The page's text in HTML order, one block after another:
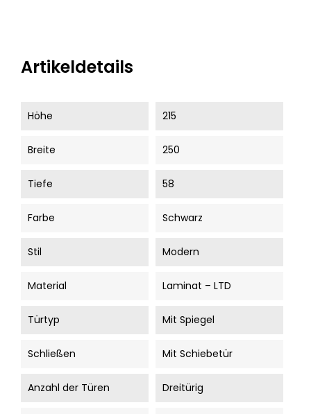
Artikeldetails
Höhe 215
Breite 250
Tiefe 58
Farbe Schwarz
Stil Modern
Material Laminat – LTD
Türtyp Mit Spiegel
Schließen Mit Schiebetür
Anzahl der Türen Dreitürig